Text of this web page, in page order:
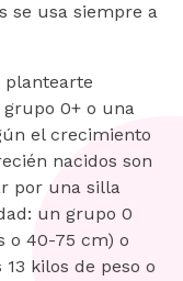
se usa siempre a
plantearte
0+ o una
el crecimiento
nacidos son
por una silla
un grupo 0
o 40-75 cm) o
kilos de peso o